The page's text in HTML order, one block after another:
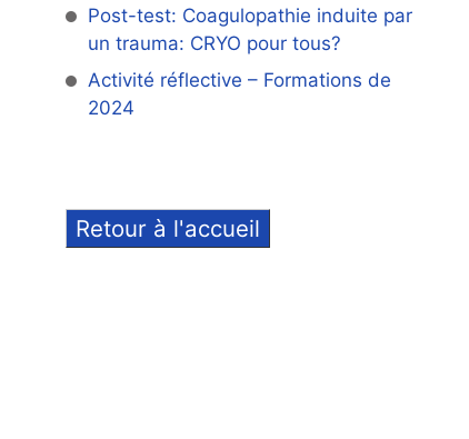
Post-test: Coagulopathie induite par
un trauma: CRYO pour tous?
Activité réflective – Formations de
2024
Retour à l'accueil